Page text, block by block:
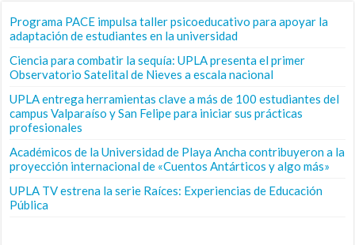
Programa PACE impulsa taller psicoeducativo para apoyar la
adaptación de estudiantes en la universidad
Ciencia para combatir la sequía: UPLA presenta el primer
Observatorio Satelital de Nieves a escala nacional
UPLA entrega herramientas clave a más de 100 estudiantes del
campus Valparaíso y San Felipe para iniciar sus prácticas
profesionales
Académicos de la Universidad de Playa Ancha contribuyeron a la
proyección internacional de «Cuentos Antárticos y algo más»
UPLA TV estrena la serie Raíces: Experiencias de Educación
Pública